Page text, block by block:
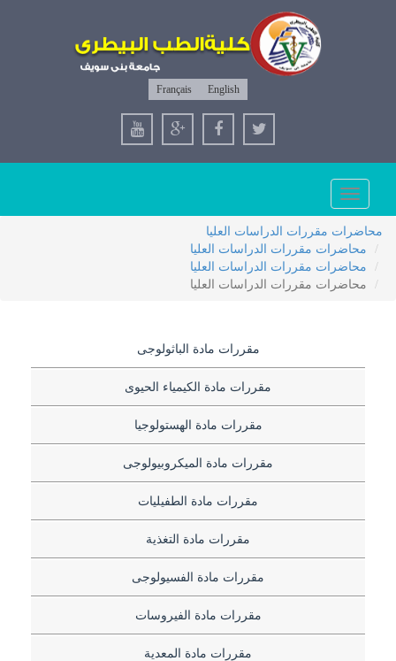
English
Français
Toggle
navigation
محاضرات مقررات الدراسات العليا
محاضرات مقررات الدراسات العليا
محاضرات مقررات الدراسات العليا
محاضرات مقررات الدراسات العليا
مقررات مادة الباثولوجى
مقررات مادة الكيمياء الحيوى
مقررات مادة الهستولوجيا
مقررات مادة الميكروبيولوجى
مقررات مادة الطفيليات
مقررات مادة التغذية
مقررات مادة الفسيولوجى
مقررات مادة الفيروسات
مقررات مادة المعدية